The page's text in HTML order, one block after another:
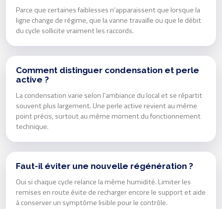
Parce que certaines faiblesses n’apparaissent que lorsque la
ligne change de régime, que la vanne travaille ou que le débit
du cycle sollicite vraiment les raccords.
Comment distinguer condensation et perle
active ?
La condensation varie selon l’ambiance du local et se répartit
souvent plus largement. Une perle active revient au même
point précis, surtout au même moment du fonctionnement
technique.
Faut-il éviter une nouvelle régénération ?
Oui si chaque cycle relance la même humidité. Limiter les
remises en route évite de recharger encore le support et aide
à conserver un symptôme lisible pour le contrôle.